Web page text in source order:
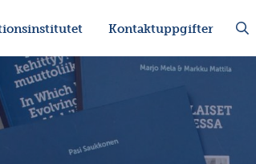
Kontaktuppgifter